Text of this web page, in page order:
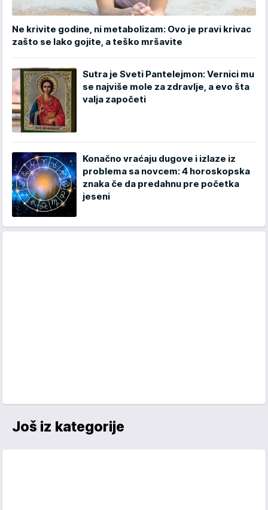
Ne krivite godine, ni metabolizam: Ovo je pravi krivac
zašto se lako gojite, a teško mršavite
Sutra je Sveti Pantelejmon: Vernici mu
se najviše mole za zdravlje, a evo šta
valja započeti
Konačno vraćaju dugove i izlaze iz
problema sa novcem: 4 horoskopska
znaka če da predahnu pre početka
jeseni
Još iz kategorije